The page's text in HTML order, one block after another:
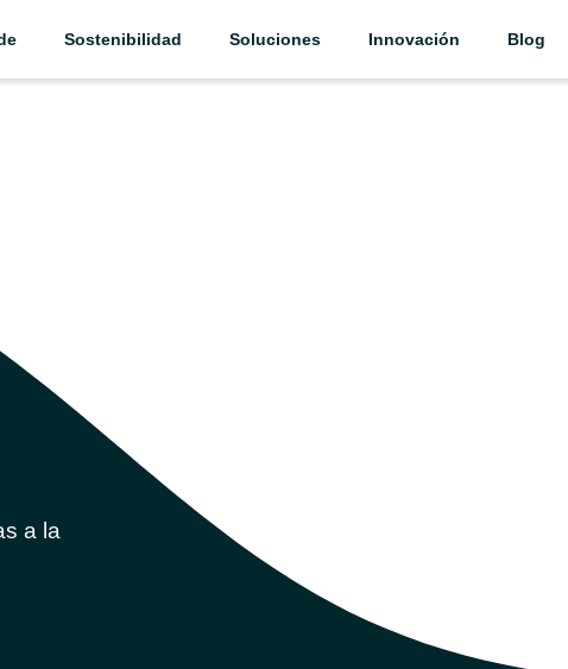
Sostenibilidad Soluciones Innovación Blog
a la